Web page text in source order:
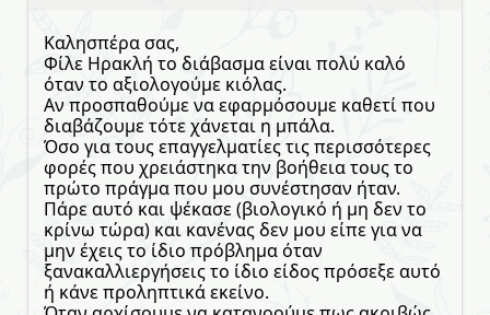
Καλησπέρα σας,
Φίλε Ηρακλή το διάβασμα είναι πολύ καλό
όταν το αξιολογούμε κιόλας.
Αν προσπαθούμε να εφαρμόσουμε καθετί που
διαβάζουμε τότε χάνεται η μπάλα.
Όσο για τους επαγγελματίες τις περισσότερες
φορές που χρειάστηκα την βοήθεια τους το
πρώτο πράγμα που μου συνέστησαν ήταν.
Πάρε αυτό και ψέκασε (βιολογικό ή μη δεν το
κρίνω τώρα) και κανένας δεν μου είπε για να
μην έχεις το ίδιο πρόβλημα όταν
ξανακαλλιεργήσεις το ίδιο είδος πρόσεξε αυτό
ή κάνε προληπτικά εκείνο.